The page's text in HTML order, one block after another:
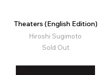
Theaters (English Edition)
Hiroshi Sugimoto
Sold Out